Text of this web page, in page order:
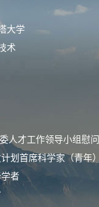
大学
术
人才工作领导小组慰问
划首席科学家（青年）
者